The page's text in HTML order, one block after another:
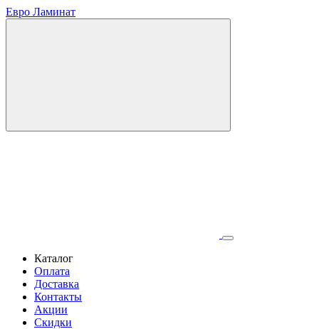
Евро Ламинат
Каталог
Оплата
Доставка
Контакты
Акции
Скидки